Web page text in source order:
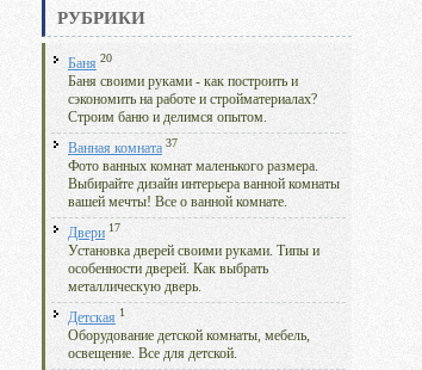
РУБРИКИ
Баня 20
Баня своими руками - как построить и
сэкономить на работе и стройматериалах?
Строим баню и делимся опытом.
Ванная комната 37
Фото ванных комнат маленького размера.
Выбирайте дизайн интерьера ванной комнаты
вашей мечты! Все о ванной комнате.
Двери 17
Установка дверей своими руками. Типы и
особенности дверей. Как выбрать
металлическую дверь.
Детская 1
Оборудование детской комнаты, мебель,
освещение. Все для детской.